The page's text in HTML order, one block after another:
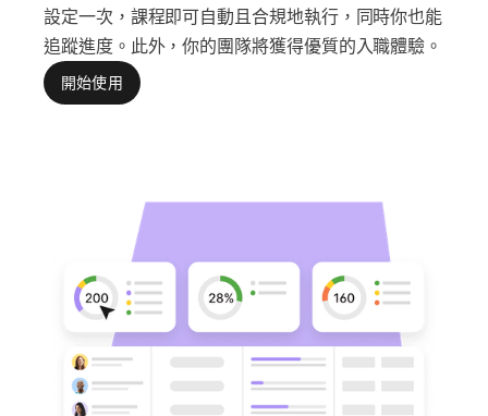
設定一次，課程即可自動且合規地執行，同時你也能
追蹤進度。此外，你的團隊將獲得優質的入職體驗。
開始使用